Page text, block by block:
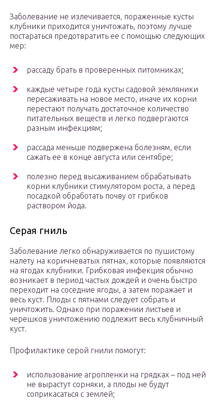
Заболевание не излечивается, пораженные кусты
клубники приходится уничтожать, поэтому лучше
постараться предотвратить ее с помощью следующих
мер:
рассаду брать в проверенных питомниках;
каждые четыре года кусты садовой земляники
пересаживать на новое место, иначе их корни
перестают получать достаточное количество
питательных веществ и легко подвергаются
разным инфекциям;
рассада меньше подвержена болезням, если
сажать ее в конце августа или сентябре;
полезно перед высаживанием обрабатывать
корни клубники стимулятором роста, а перед
посадкой обработать почву от грибков
раствором йода.
Серая гниль
Заболевание легко обнаруживается по пушистому
налету на коричневатых пятнах, которые появляются
на ягодах клубники. Грибковая инфекция обычно
возникает в период частых дождей и очень быстро
переходит на соседние ягоды, а затем поражает и
весь куст. Плоды с пятнами следует собрать и
уничтожить. Однако при поражении листьев и
черешков уничтожению подлежит весь клубничный
куст.
Профилактике серой гнили помогут:
использование агропленки на грядках – под ней
не вырастут сорняки, а плоды не будут
соприкасаться с землей;